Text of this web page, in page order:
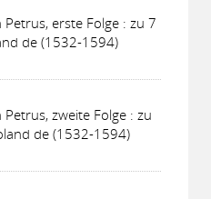
erste Folge : zu 7
de (1532-1594)
zweite Folge : zu
de (1532-1594)